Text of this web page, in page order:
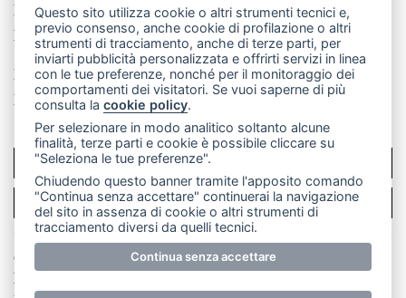
La redazione
CasateOnline LeccoOnline
RSS
Made by VIP
Privacy policy
Cookie policy
Rivedi le tue scelte sui cookie
SCRIVICI
PER LA TUA PUBBLICITÀ
© Copyright Merateonline S.r.l. - Tutti i diritti riservati.
E' proibita la riproduzione e pubblicazione anche
Questo sito utilizza cookie o altri strumenti tecnici e,
previo consenso, anche cookie di profilazione o altri
strumenti di tracciamento, anche di terze parti, per
inviarti pubblicità personalizzata e offrirti servizi in linea
con le tue preferenze, nonché per il monitoraggio dei
comportamenti dei visitatori. Se vuoi saperne di più
consulta lacookie policy.
Per selezionare in modo analitico soltanto alcune
finalità, terze parti e cookie è possibile cliccare su
"Seleziona le tue preferenze".
Chiudendo questo banner tramite l'apposito comando
"Continua senza accettare" continuerai la navigazione
del sito in assenza di cookie o altri strumenti di
tracciamento diversi da quelli tecnici.
Continua senza accettare